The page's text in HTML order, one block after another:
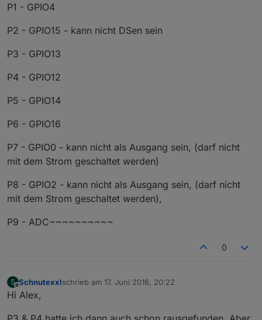
P1 - GPIO4
P2 - GPIO15 - kann nicht DSen sein
P3 - GPIO13
P4 - GPIO12
P5 - GPIO14
P6 - GPIO16
P7 - GPIO0 - kann nicht als Ausgang sein, (darf nicht
mit dem Strom geschaltet werden)
P8 - GPIO2 - kann nicht als Ausgang sein, (darf nicht
mit dem Strom geschaltet werden),
P9 - ADC~~~~~~~~~~
0
S
Offline
Schnutexxlschrieb am 17. Juni 2016, 20:22
zuletzt editiert von
Hi Alex,